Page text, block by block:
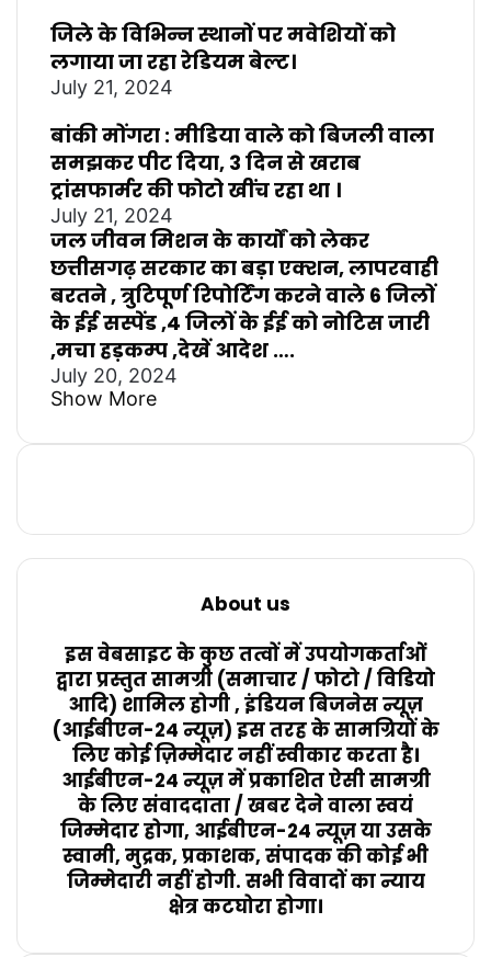
जिले के विभिन्न स्थानों पर मवेशियों को
लगाया जा रहा रेडियम बेल्ट।
July 21, 2024
बांकी मोंगरा : मीडिया वाले को बिजली वाला
समझकर पीट दिया, 3 दिन से खराब
ट्रांसफार्मर की फोटो खींच रहा था ।
July 21, 2024
जल जीवन मिशन के कार्यों को लेकर
छत्तीसगढ़ सरकार का बड़ा एक्शन, लापरवाही
बरतने , त्रुटिपूर्ण रिपोर्टिंग करने वाले 6 जिलों
के ईई सस्पेंड ,4 जिलों के ईई को नोटिस जारी
,मचा हड़कम्प ,देखें आदेश ….
July 20, 2024
Show More
About us
इस वेबसाइट के कुछ तत्वों में उपयोगकर्ताओं
द्वारा प्रस्तुत सामग्री (समाचार / फोटो / विडियो
आदि) शामिल होगी , इंडियन बिजनेस न्यूज़
(आईबीएन-24 न्यूज़) इस तरह के सामग्रियों के
लिए कोई ज़िम्मेदार नहीं स्वीकार करता है।
आईबीएन-24 न्यूज़ में प्रकाशित ऐसी सामग्री
के लिए संवाददाता / खबर देने वाला स्वयं
जिम्मेदार होगा, आईबीएन-24 न्यूज़ या उसके
स्वामी, मुद्रक, प्रकाशक, संपादक की कोई भी
जिम्मेदारी नहीं होगी. सभी विवादों का न्याय
क्षेत्र कटघोरा होगा।